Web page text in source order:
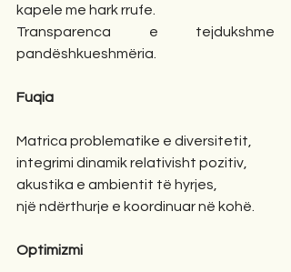
kapele me hark rrufe.
Transparenca e tejdukshme
pandëshkueshmëria.
Fuqia
Matrica problematike e diversitetit,
integrimi dinamik relativisht pozitiv,
akustika e ambientit të hyrjes,
një ndërthurje e koordinuar në kohë.
Optimizmi